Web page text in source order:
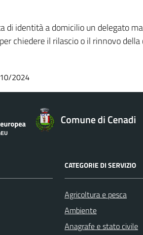
di identità a domicilio un delegato
chiedere il rilascio o il rinnovo
2024
Comune di Cenadi
CATEGORIE DI SERVIZIO
Agricoltura e pesca
Ambiente
Anagrafe e stato civile